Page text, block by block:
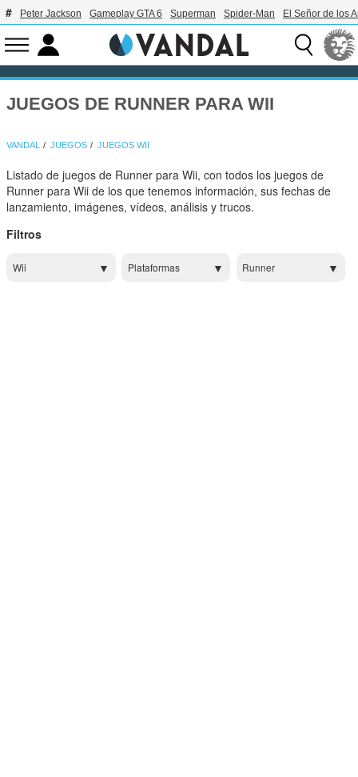
Peter Jackson Gameplay GTA 6 Superman Spider-Man El Señor de los
JUEGOS DE RUNNER PARA WII
VANDAL JUEGOS JUEGOS WII
Listado de juegos de Runner para Wii, con todos los juegos de
Runner para Wii de los que tenemos información, sus fechas de
lanzamiento, imágenes, vídeos, análisis y trucos.
Filtros
Wii Plataformas Runner